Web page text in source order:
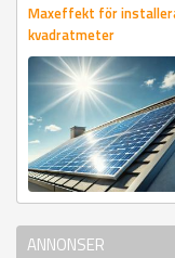
Maxeffekt för
kvadratmeter
ANNONSER